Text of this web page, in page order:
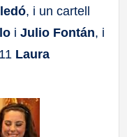
, i un cartell
i Julio Fontán, i
Laura